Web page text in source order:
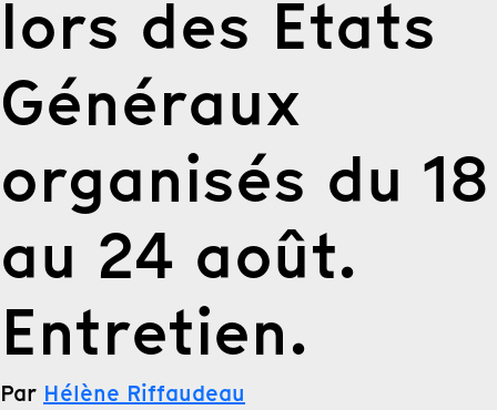
lors des Etats
Généraux
organisés du 18
au 24 août.
Entretien.
Par Hélène Riffaudeau